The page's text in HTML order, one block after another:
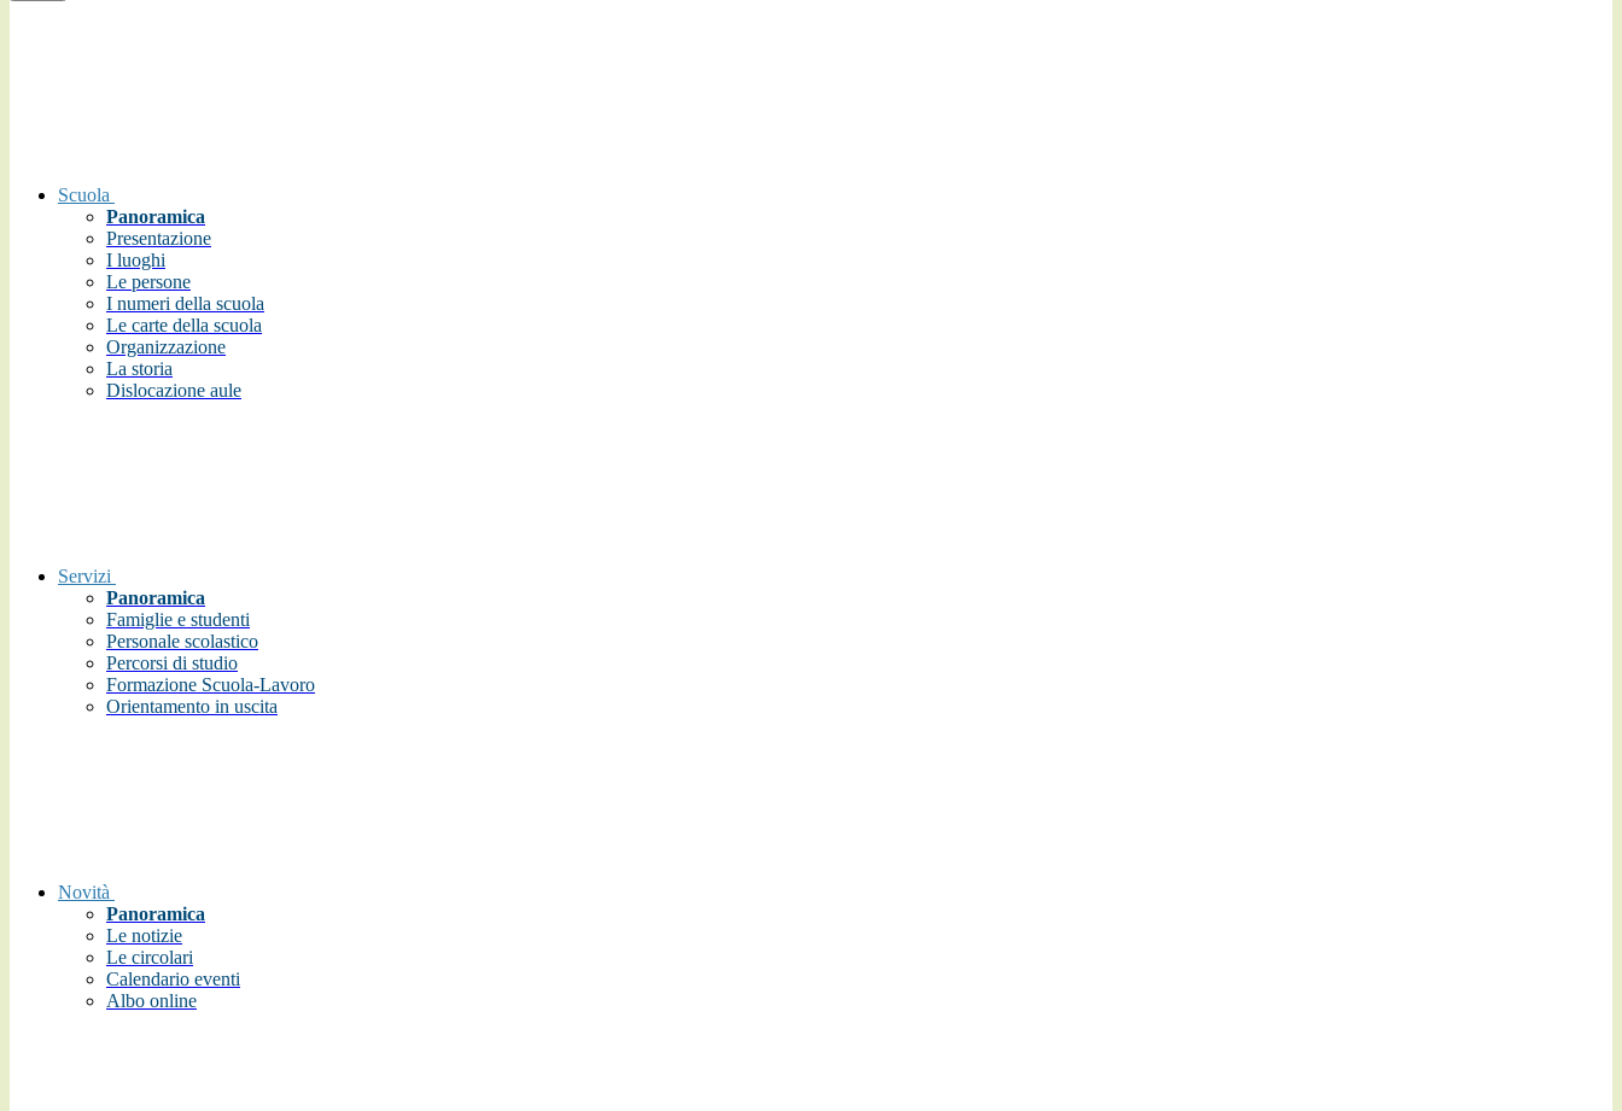
Scuola
Panoramica
Presentazione
I luoghi
Le persone
I numeri della scuola
Le carte della scuola
Organizzazione
La storia
Dislocazione aule
Servizi
Panoramica
Famiglie e studenti
Personale scolastico
Percorsi di studio
Formazione Scuola-Lavoro
Orientamento in uscita
Novità
Panoramica
Le notizie
Le circolari
Calendario eventi
Albo online